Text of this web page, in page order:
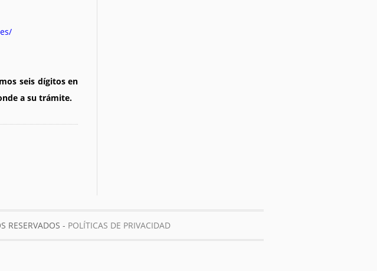
seis dígitos en
a su trámite.
RESERVADOS - POLÍTICAS DE PRIVACIDAD